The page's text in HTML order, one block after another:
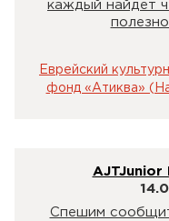
каждый найдет
Еврейский
фонд «Атиква»
AJTJunior
Спешим